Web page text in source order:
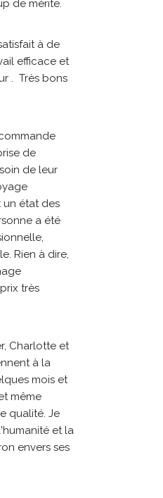
de mérite.
à de
efficace et
.  Très bons
de
de leur
état des
a été
Rien à dire,
très
Charlotte et
à la
mois et
même
qualité. Je
et la
envers ses